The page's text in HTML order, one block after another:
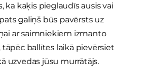
ka kaķis pieglaudīs ausis vai
galiņš būs pavērsts uz
ar saimniekiem izmanto
ballītes laikā pievērsiet
uzvedas jūsu murrātājs.